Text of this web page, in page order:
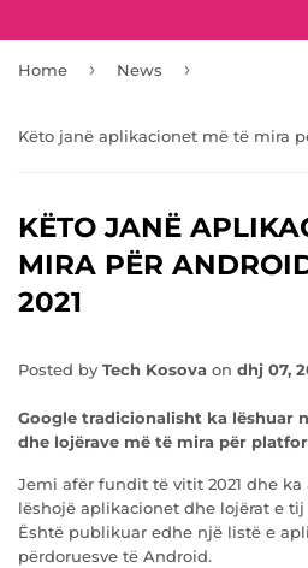
Home › News ›
Këto janë aplikacionet më të mira
KËTO JANË
MIRA PËR
2021
Posted by Tech Kosova on dhj 07,
Google tradicionalisht ka lëshuar
dhe lojërave më të mira për
Jemi afër fundit të vitit 2021 dhe
lëshojë aplikacionet dhe lojërat e
Është publikuar edhe një listë e
përdoruesve të Android.